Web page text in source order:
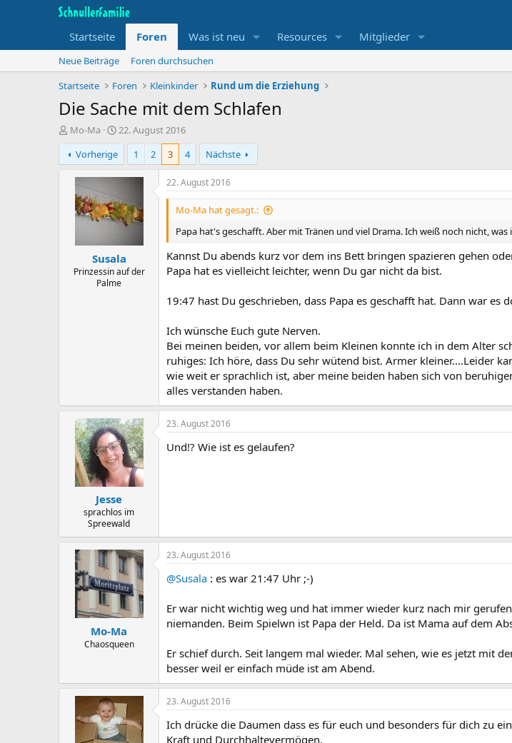
Startseite Foren Was ist neu Resources Mitglieder
Neue Beiträge
Foren durchsuchen
Startseite
Foren Kleinkinder Rund um die Erziehung
Die Sache mit dem Schlafen
T
h
e
m
Mo-Ma
B
e
i
n
d
a
u
m
22. August 2016
Vorherige
1 2 3 4 Nächste
Susala
Prinzessin auf der
Palme
22. August 2016
Mo-Ma hat gesagt.:
Papa hat's geschafft. Aber mit Tränen und viel Drama. Ich weiß noch nicht,
Kannst Du abends kurz vor dem ins Bett bringen spazieren gehen
Papa hat es vielleicht leichter, wenn Du gar nicht da bist.
19:47 hast Du geschrieben, dass Papa es geschafft hat. Dann war
Ich wünsche Euch gute Nerven.
Bei meinen beiden, vor allem beim Kleinen konnte ich in dem Alter
ruhiges: Ich höre, dass Du sehr wütend bist. Armer kleiner....Leider
wie weit er sprachlich ist, aber meine beiden haben sich von
alles verstanden haben.
Jesse
sprachlos im
Spreewald
23. August 2016
Und!? Wie ist es gelaufen?
Mo-Ma
Chaosqueen
23. August 2016
@Susala : es war 21:47 Uhr ;-)
Er war nicht wichtig weg und hat immer wieder kurz nach mir
niemanden. Beim Spielwn ist Papa der Held. Da ist Mama auf dem
Er schief durch. Seit langem mal wieder. Mal sehen, wie es jetzt mit
besser weil er einfach müde ist am Abend.
23. August 2016
Ich drücke die Daumen dass es für euch und besonders für dich zu
Kraft und Durchhaltevermögen.